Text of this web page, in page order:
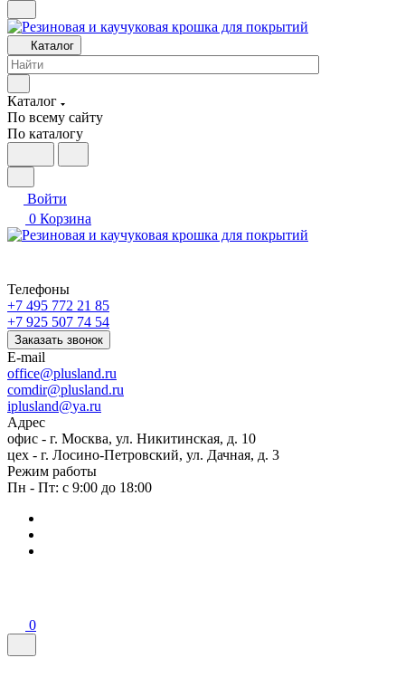
Каталог
Каталог
По всему сайту
По каталогу
Войти
0 Корзина
Телефоны
+7 495 772 21 85
+7 925 507 74 54
Заказать звонок
E-mail
office@plusland.ru
comdir@plusland.ru
iplusland@ya.ru
Адрес
офис - г. Москва, ул. Никитинская, д. 10
цех - г. Лосино-Петровский, ул. Дачная, д. 3
Режим работы
Пн - Пт: с 9:00 до 18:00
0